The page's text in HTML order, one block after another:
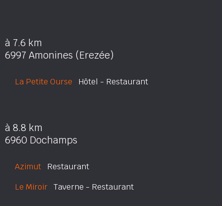
à 7.6 km
6997 Amonines (Erezée)
La Petite Ourse Hôtel - Restaurant
à 8.8 km
6960 Dochamps
Azimut Restaurant
Le Miroir Taverne - Restaurant